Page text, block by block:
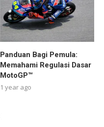
Panduan Bagi Pemula:
Memahami Regulasi Dasar
MotoGP™
1 year ago